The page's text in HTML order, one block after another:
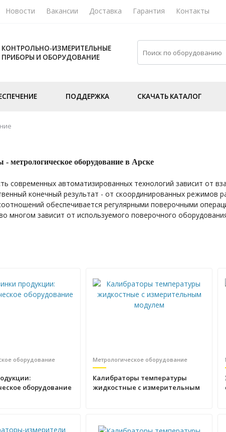
Новости Вакансии Доставка Гарантия Контакты
КОНТРОЛЬНО-ИЗМЕРИТЕЛЬНЫЕ
ПРИБОРЫ И ОБОРУДОВАНИЕ
ПОДДЕРЖКА СКАЧАТЬ КАТАЛОГ
метрологическое оборудование в Арске
современных автоматизированных технологий зависит от
конечный результат - от скоординированных режимов
обеспечивается регулярными поверочными
многом зависит от используемого поверочного
оборудование
оборудование
Метрологическое оборудование
Калибраторы температуры
жидкостные с измерительным